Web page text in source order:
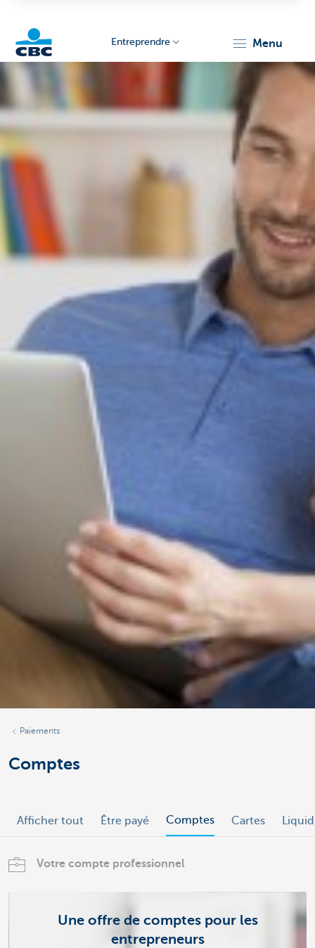
Entreprendre menu
Paiements
Comptes
Afficher tout Être payé Comptes Cartes
Votre compte professionnel
Une offre de comptes pour les
entrepreneurs